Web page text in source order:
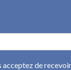
acceptez de